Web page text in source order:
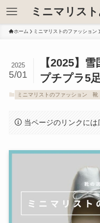
ミニマリス
ホーム ミニマリストのファッション
【2025】
プチプラ5
2025
5/01
ミニマリストのファッション 靴
当ページのリンクには